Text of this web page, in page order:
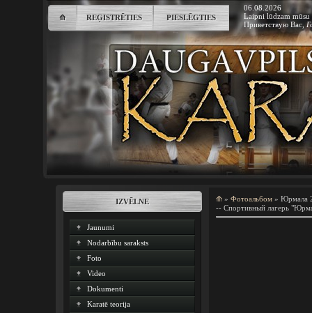
⟰ REĢISTRĒTIES PIESLĒGTIES
06.08.2026
Laipni lūdzam mūsu
Приветствую Вас ,
IZVĒLNE
Jaunumi
Nodarbību saraksts
Foto
Video
Dokumenti
Karatē teorija
⟰ » Фотоальбом » Юрмала
-- Спортивный лагерь